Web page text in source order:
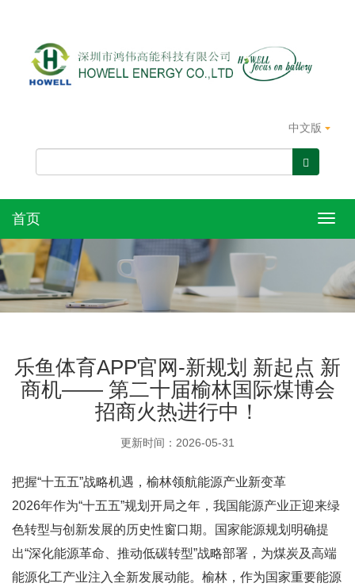
中文版
首页
乐鱼体育APP官网-新规划 新起点 新
商机—— 第二十届榆林国际煤博会
招商火热进行中！
更新时间：2026-05-31
把握“十五五”战略机遇，榆林领航能源产业新变革
2026年作为“十五五”规划开局之年，我国能源产业正迎来绿
色转型与创新发展的历史性窗口期。国家能源规划明确提
出“深化能源革命、推动低碳转型”战略部署，为煤炭及高端
能源化工产业注入全新发展动能。榆林，作为国家重要能源